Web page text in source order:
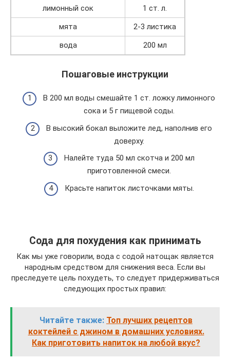
лимонный сок
1 ст. л.
мята
2-3 листика
вода
200 мл
Пошаговые инструкции
В 200 мл воды смешайте 1 ст. ложку лимонного
сока и 5 г пищевой соды.
В высокий бокал выложите лед, наполнив его
доверху.
Налейте туда 50 мл скотча и 200 мл
приготовленной смеси.
Красьте напиток листочками мяты.
Сода для похудения как принимать
Как мы уже говорили, вода с содой натощак является
народным средством для снижения веса. Если вы
преследуете цель похудеть, то следует придерживаться
следующих простых правил:
Читайте также: Топ лучших рецептов
коктейлей с джином в домашних условиях.
Как приготовить напиток на любой вкус?